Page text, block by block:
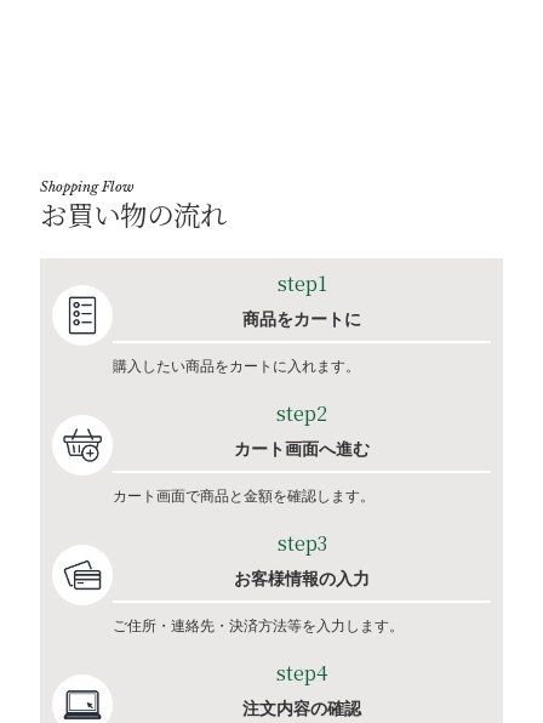
Shopping Flow
お買い物の流れ
step1
商品をカートに
購入したい商品をカートに入れます。
step2
カート画面へ進む
カート画面で商品と金額を確認します。
step3
お客様情報の入力
ご住所・連絡先・決済方法等を入力します。
step4
注文内容の確認